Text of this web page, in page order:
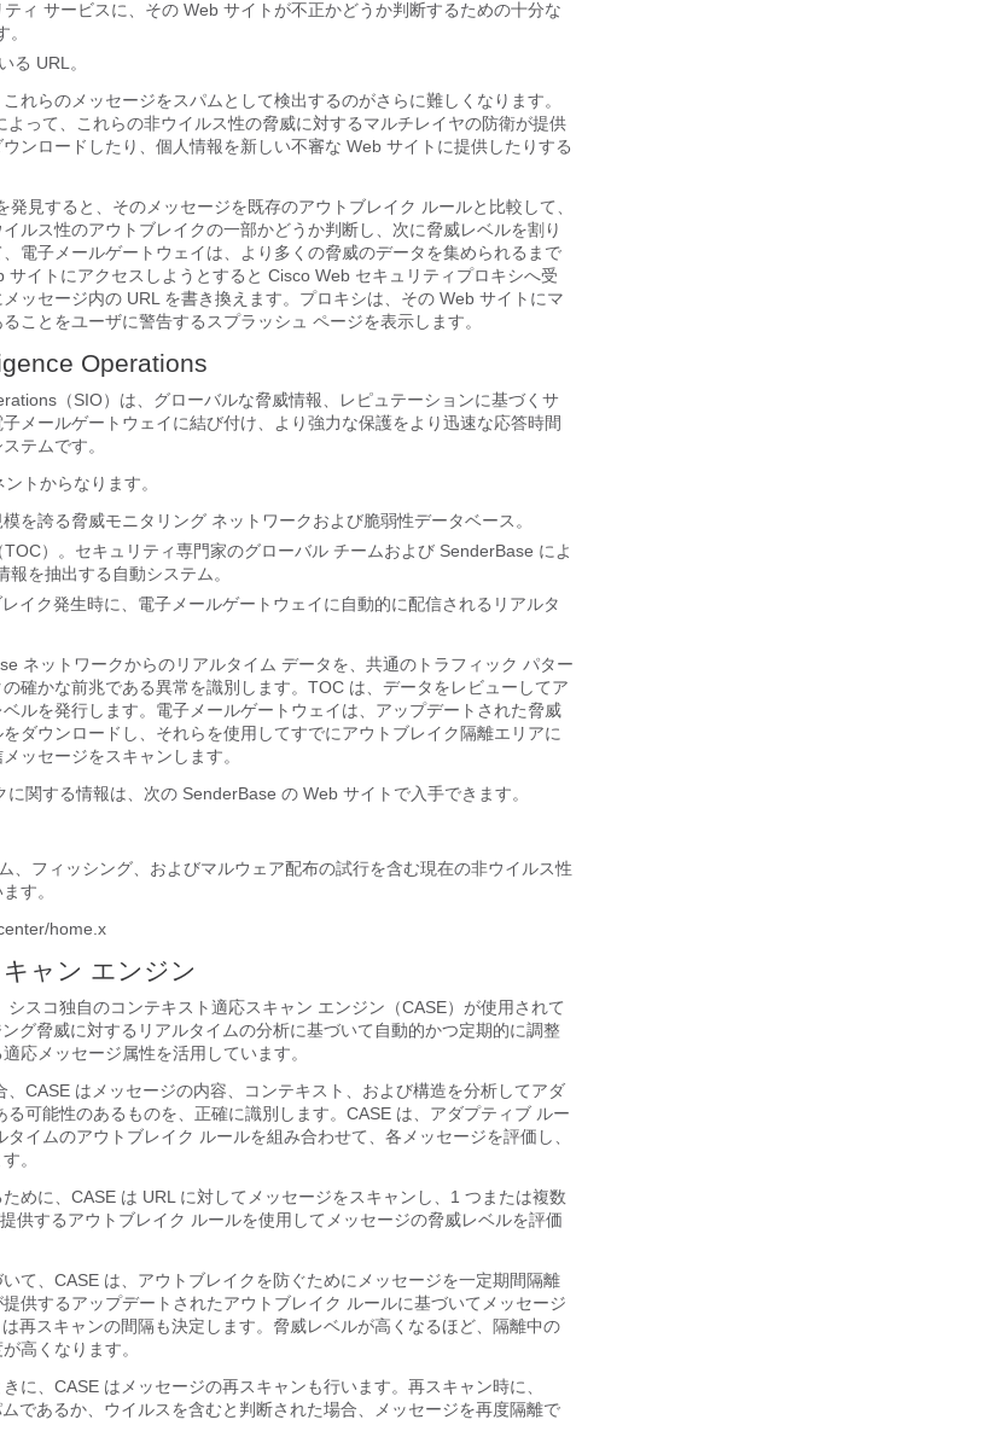
ィ サービスに、その Web サイトが不正かどうか判断するための十分な
る URL。
れらのメッセージをスパムとして検出するのがさらに難しくなります。
よって、これらの非ウイルス性の脅威に対するマルチレイヤの防衛が提供
ンロードしたり、個人情報を新しい不審な Web サイトに提供したりする
発見すると、そのメッセージを既存のアウトブレイク ルールと比較して、
ルス性のアウトブレイクの一部かどうか判断し、次に脅威レベルを割り
電子メールゲートウェイは、より多くの脅威のデータを集められるまで
サイトにアクセスしようとすると Cisco Web セキュリティプロキシへ受
ッセージ内の URL を書き換えます。プロキシは、その Web サイトにマ
ことをユーザに警告するスプラッシュ ページを表示します。
Operations
（SIO）は、グローバルな脅威情報、レピュテーションに基づくサ
子メールゲートウェイに結び付け、より強力な保護をより迅速な応答時間
テムです。
トからなります。
を誇る脅威モニタリング ネットワークおよび脆弱性データベース。
）。セキュリティ専門家のグローバル チームおよび SenderBase によ
を抽出する自動システム。
イク発生時に、 電子メールゲートウェイに自動的に配信されるリアルタ
ネットワークからのリアルタイム データを、共通のトラフィック パター
確かな前兆である異常を識別します。TOC は、データをレビューしてア
ルを発行します。 電子メールゲートウェイは、アップデートされた脅威
ダウンロードし、それらを使用してすでにアウトブレイク隔離エリアに
ッセージをスキャンします。
関する情報は、次の SenderBase の Web サイトで入手できます。
、フィッシング、およびマルウェア配布の試行を含む現在の非ウイルス性
す。
home.x
ャン エンジン
スコ独自のコンテキスト適応スキャン エンジン（CASE）が使用されて
グ脅威に対するリアルタイムの分析に基づいて自動的かつ定期的に調整
応メッセージ属性を活用しています。
、CASE はメッセージの内容、コンテキスト、および構造を分析してアダ
可能性のあるものを、正確に識別します。CASE は、アダプティブ ルー
イムのアウトブレイク ルールを組み合わせて、各メッセージを評価し、
。
めに、CASE は URL に対してメッセージをスキャンし、1 つまたは複数
供するアウトブレイク ルールを使用してメッセージの脅威レベルを評価
て、CASE は、アウトブレイクを防ぐためにメッセージを一定期間隔離
供するアップデートされたアウトブレイク ルールに基づいてメッセージ
再スキャンの間隔も決定します。脅威レベルが高くなるほど、隔離中の
高くなります。
に、CASE はメッセージの再スキャンも行います。再スキャン時に、
であるか、ウイルスを含むと判断された場合、メッセージを再度隔離で